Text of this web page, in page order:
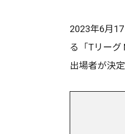
2023年6月
る「Tリーグ
出場者が決定